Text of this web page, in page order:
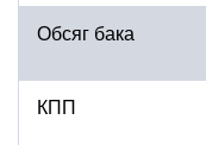
Обсяг бака
КПП